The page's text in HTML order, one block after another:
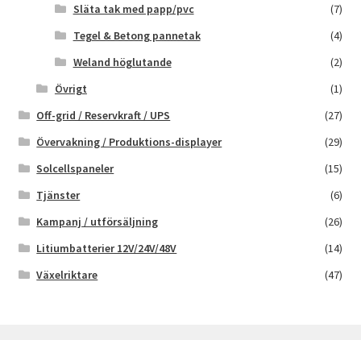
Släta tak med papp/pvc
(7)
Tegel & Betong pannetak
(4)
Weland höglutande
(2)
Övrigt
(1)
Off-grid / Reservkraft / UPS
(27)
Övervakning / Produktions-displayer
(29)
Solcellspaneler
(15)
Tjänster
(6)
Kampanj / utförsäljning
(26)
Litiumbatterier 12V/24V/48V
(14)
Växelriktare
(47)